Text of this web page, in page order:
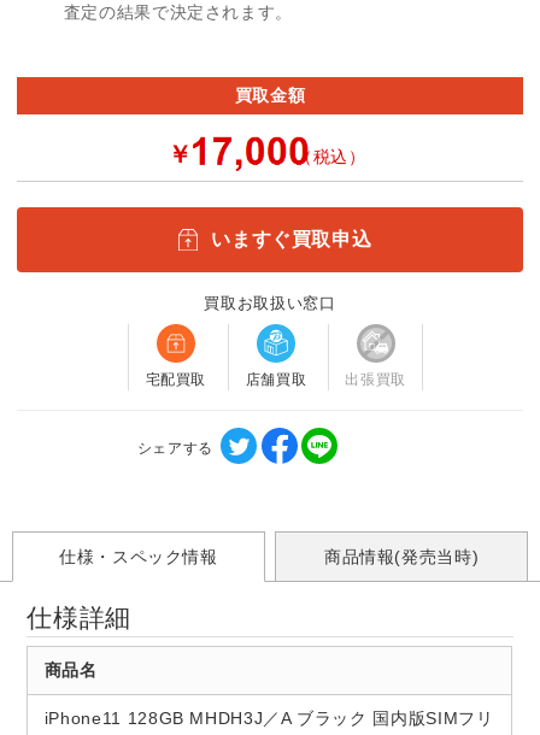
査定の結果で決定されます。
買取金額
￥ （税込）
いますぐ買取申込
買取お取扱い窓口
宅配買取 店舗買取 出張買取
シェアする
仕様・スペック情報 商品情報(発売当時)
仕様詳細
商品名
iPhone11 128GB MHDH3J／A ブラック 国内版SIMフリ